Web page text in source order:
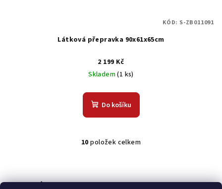
Látková přepravka 90x61x65cm
2 199 Kč
Skladem(1 ks)
Do košíku
KÓD: S-ZB011091
O
á
10 položek celkem
Odebírat newsletter